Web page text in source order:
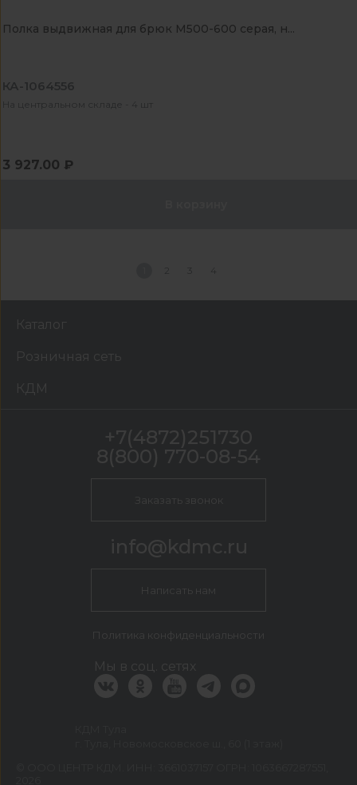
Полка выдвижная для брюк М500-600 серая, н...
КА-1064556
На центральном складе - 4 шт
3 927.00 ₽
2 4
Каталог
Розничная сеть
КДМ
+7(4872)251730
8(800) 770-08-54
Заказать звонок
info@kdmc.ru
Написать нам
Политика конфиденциальности
Мы в соц. сетях